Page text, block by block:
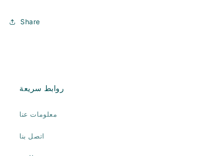
Share
روابط سريعة
معلومات عنا
اتصل بنا